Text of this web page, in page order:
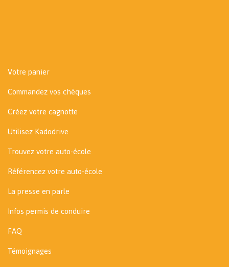
Votre panier
Commandez vos chèques
Créez votre cagnotte
Utilisez Kadodrive
Trouvez votre auto-école
Référencez votre auto-école
La presse en parle
Infos permis de conduire
FAQ
Témoignages